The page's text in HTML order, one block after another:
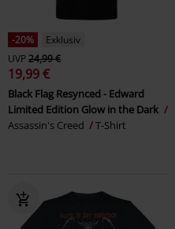
-20%
Exklusiv
UVP24,99 €
19,99 €
Black Flag Resynced - Edward
Limited Edition Glow in the Dark
Assassin's Creed
T-Shirt